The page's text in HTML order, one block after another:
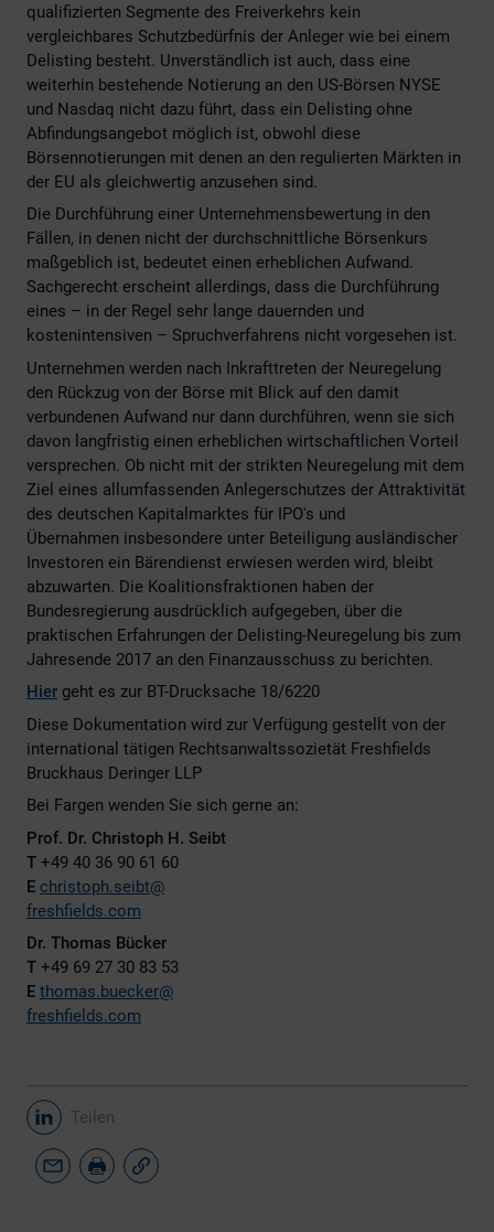
qualifizierten Segmente des Freiverkehrs kein
vergleichbares Schutzbedürfnis der Anleger wie bei einem
Delisting besteht. Unverständlich ist auch, dass eine
weiterhin bestehende Notierung an den US-Börsen NYSE
und Nasdaq nicht dazu führt, dass ein Delisting ohne
Abfindungsangebot möglich ist, obwohl diese
Börsennotierungen mit denen an den regulierten Märkten in
der EU als gleichwertig anzusehen sind.
Die Durchführung einer Unternehmensbewertung in den
Fällen, in denen nicht der durchschnittliche Börsenkurs
maßgeblich ist, bedeutet einen erheblichen Aufwand.
Sachgerecht erscheint allerdings, dass die Durchführung
eines – in der Regel sehr lange dauernden und
kostenintensiven – Spruchverfahrens nicht vorgesehen ist.
Unternehmen werden nach Inkrafttreten der Neuregelung
den Rückzug von der Börse mit Blick auf den damit
verbundenen Aufwand nur dann durchführen, wenn sie sich
davon langfristig einen erheblichen wirtschaftlichen Vorteil
versprechen. Ob nicht mit der strikten Neuregelung mit dem
Ziel eines allumfassenden Anlegerschutzes der Attraktivität
des deutschen Kapitalmarktes für IPO's und
Übernahmen insbesondere unter Beteiligung ausländischer
Investoren ein Bärendienst erwiesen werden wird, bleibt
abzuwarten. Die Koalitionsfraktionen haben der
Bundesregierung ausdrücklich aufgegeben, über die
praktischen Erfahrungen der Delisting-Neuregelung bis zum
Jahresende 2017 an den Finanzausschuss zu berichten.
Hier geht es zur BT-Drucksache 18/6220
Diese Dokumentation wird zur Verfügung gestellt von der
international tätigen Rechtsanwaltssozietät Freshfields
Bruckhaus Deringer LLP
Bei Fargen wenden Sie sich gerne an:
Prof. Dr. Christoph H. Seibt
T +49 40 36 90 61 60
E christoph.seibt@
freshfields.com
Dr. Thomas Bücker
T +49 69 27 30 83 53
E thomas.buecker@
freshfields.com
Teilen